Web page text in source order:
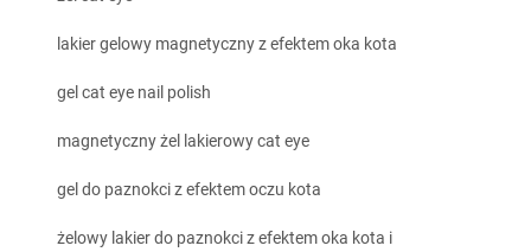
lakier gelowy magnetyczny z efektem oka kota
gel cat eye nail polish
magnetyczny żel lakierowy cat eye
gel do paznokci z efektem oczu kota
żelowy lakier do paznokci z efektem oka kota i